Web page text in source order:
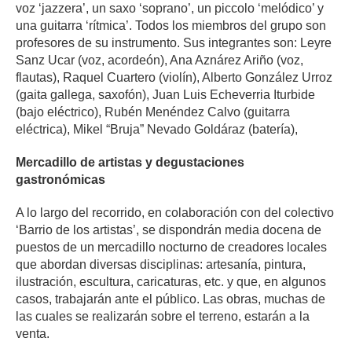
voz ‘jazzera’, un saxo ‘soprano’, un piccolo ‘melódico’ y
una guitarra ‘rítmica’. Todos los miembros del grupo son
profesores de su instrumento. Sus integrantes son: Leyre
Sanz Ucar (voz, acordeón), Ana Aznárez Ariño (voz,
flautas), Raquel Cuartero (violín), Alberto González Urroz
(gaita gallega, saxofón), Juan Luis Echeverria Iturbide
(bajo eléctrico), Rubén Menéndez Calvo (guitarra
eléctrica), Mikel “Bruja” Nevado Goldáraz (batería),
Mercadillo de artistas y degustaciones
gastronómicas
A lo largo del recorrido, en colaboración con del colectivo
‘Barrio de los artistas’, se dispondrán media docena de
puestos de un mercadillo nocturno de creadores locales
que abordan diversas disciplinas: artesanía, pintura,
ilustración, escultura, caricaturas, etc. y que, en algunos
casos, trabajarán ante el público. Las obras, muchas de
las cuales se realizarán sobre el terreno, estarán a la
venta.